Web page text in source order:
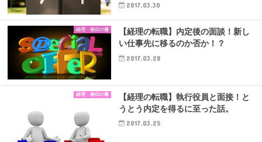
2017.03.30
経理・秘伝の書
【経理の転職】内定後の面談！新し
い仕事先に移るのか否か！？
2017.03.28
経理・秘伝の書
【経理の転職】執行役員と面接！と
うとう内定を得るに至った話。
2017.03.25